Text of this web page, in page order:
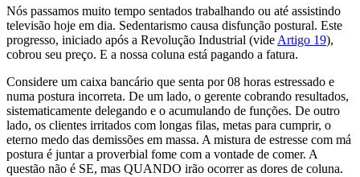
Nós passamos muito tempo sentados trabalhando ou até assistindo
televisão hoje em dia. Sedentarismo causa disfunção postural. Este
progresso, iniciado após a Revolução Industrial (vide Artigo 19),
cobrou seu preço. E a nossa coluna está pagando a fatura.
Considere um caixa bancário que senta por 08 horas estressado e
numa postura incorreta. De um lado, o gerente cobrando resultados,
sistematicamente delegando e o acumulando de funções. De outro
lado, os clientes irritados com longas filas, metas para cumprir, o
eterno medo das demissões em massa. A mistura de estresse com má
postura é juntar a proverbial fome com a vontade de comer. A
questão não é SE, mas QUANDO irão ocorrer as dores de coluna.